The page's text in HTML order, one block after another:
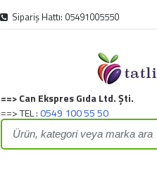
Sipariş Hattı: 05491005550
Can Ekspres Gıda Ltd. Şti.
TEL :0549 100 55 50